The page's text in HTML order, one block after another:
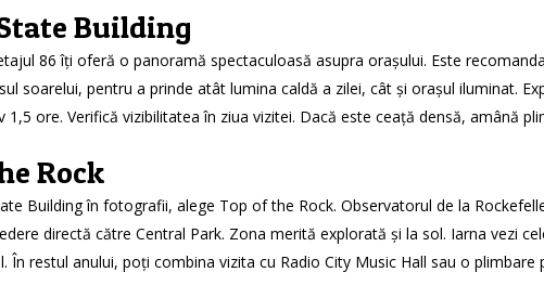
Building
86 îți oferă o panoramă spectaculoasă asupra orașului. Este
soarelui, pentru a prinde atât lumina caldă a zilei, cât și orașul iluminat.
1,5 ore. Verifică vizibilitatea în ziua vizitei. Dacă este ceață densă, amână
Rock
Building în fotografii, alege Top of the Rock. Observatorul de la
directă către Central Park. Zona merită explorată și la sol. Iarna vezi
În restul anului, poți combina vizita cu Radio City Music Hall sau o plimbare